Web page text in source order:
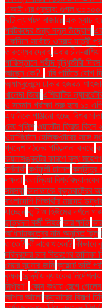
এআই এর প্রভাব: গুগল ৩০০০০
দুটি ল্যাপটপ বাজারে এক ম্যাচ
পর্যটকদের জন্য নতুন উদ্যোগ
একদিনে সর্বোচ্চ ওমরাহ যাত্রী
তারুণ্যের দ্রোহ এবার চীন-
পাকিস্তানে শহীদ বুদ্ধিজীবী
আছেন কে?. এবি পার্টিতে যোগ
অ্যাম্বুলেন্সে ঢাকার হজরত
খালেদা জিয়া এশিয়াটিক
ও সমমান পরীক্ষা শুরু হবে ১০
এ্যানিকে পাঠানো হচ্ছে বিশ্ব
নেয় পুলিশ ওয়ালটন ফ্রিজ কিনে
ওয়াশিংটনে হেলিকপ্টারের সঙ্গে
প্রদেশ গঠনের পরিকল্পনা করছে
কয়লাসঙ্কটের কারণে বন্ধ
দর্শনার্থী কর্ণফুলী টানেল কলসিন্দুর
দক্ষতা কলাম্বিয়া বিশ্ববিদ্যালয়ের
সমস্যা কানাডাকে যুক্তরাষ্ট্রের
বাংলাদেশি শিক্ষার্থীর মরদেহ
যাচ্ছেন কান্ট ও হিউমের দর্শনে
ছাত্রদল কর্মী নিহত কার ক্ষতি
অধিনায়কত্বের নাম অনুমিত ছিল
তাতে? কীভাবে খাবেন? কীভাবে
দরিদ্রদের চাল বিতরণের তালিকা
মেয়র সূচনার জমি কুয়েটে ভর্তি
কৃষক কেন্দ্রীয় ব্যাংকের
নির্ধারণ" কোন কথায় রেগে
আশার আলো ক্যান্সারের বিকল্প